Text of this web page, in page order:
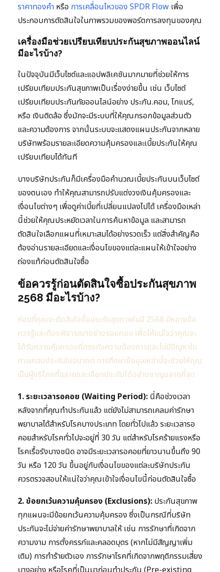
ราคาทองคำ หรือ การเคลื่อนไหวของ SPDR Flow เพื่อ
ประกอบการตัดสินใจในภาพรวมของพอร์ตการลงทุนของคุณ
เครื่องมือช่วยเปรียบเทียบประกันสุขภาพออนไลน์
มีอะไรบ้าง?
ในปัจจุบันมีเว็บไซต์และแอปพลิเคชันมากมายที่ช่วยให้การ
เปรียบเทียบประกันสุขภาพเป็นเรื่องง่ายขึ้น เช่น เว็บไซต์
เปรียบเทียบประกันภัยออนไลน์อย่าง ประกัน.คอม, โกแบร์,
หรือ เงินติดล้อ ซึ่งมักจะมีระบบที่ให้คุณกรอกข้อมูลส่วนตัว
และความต้องการ จากนั้นระบบจะแสดงแผนประกันจากหลาย
บริษัทพร้อมรายละเอียดความคุ้มครองและเบี้ยประกันให้คุณ
เปรียบเทียบได้ทันที
บางบริษัทประกันก็มีเครื่องมือคำนวณเบี้ยประกันบนเว็บไซต์
ของตนเอง ทำให้คุณสามารถปรับแต่งวงเงินคุ้มครองและ
เงื่อนไขต่างๆ เพื่อดูค่าเบี้ยที่เปลี่ยนแปลงไปได้ เครื่องมือเหล่า
นี้ช่วยให้คุณประหยัดเวลาในการค้นหาข้อมูล และสามารถ
ตัดสินใจเลือกแผนที่เหมาะสมได้อย่างรวดเร็ว แต่สิ่งสำคัญคือ
ต้องอ่านรายละเอียดและเงื่อนไขของแต่ละแผนให้เข้าใจอย่าง
ถ่องแท้ก่อนตัดสินใจซื้อ
ข้อควรรู้ก่อนตัดสินใจซื้อประกันสุขภาพ
2568 มีอะไรบ้าง?
ก่อนที่คุณจะตัดสินใจซื้อประกันสุขภาพในปี 2568 มีหลายข้อ
ควรรู้และต้องพิจารณาอย่างรอบคอบ เพื่อให้แน่ใจว่าคุณจะ
ได้รับความคุ้มครองที่ตรงกับความต้องการและไม่มีปัญหาใน
การเคลมประกันในอนาคต การศึกษาข้อมูลเหล่านี้จะช่วยให้คุณ
เป็นผู้บริโภคที่ฉลาดและเลือกประกันได้อย่างชาญฉลาดที่สุด
1. ระยะเวลารอคอย (Waiting Period): นี่คือช่วงเวลา
หลังจากที่คุณทำประกันแล้ว แต่ยังไม่สามารถเคลมค่ารักษา
พยาบาลได้สำหรับโรคบางประเภท โดยทั่วไปแล้ว ระยะเวลารอ
คอยสำหรับโรคทั่วไปจะอยู่ที่ 30 วัน แต่สำหรับโรคร้ายแรงหรือ
โรคเรื้อรังบางชนิด อาจมีระยะเวลารอคอยที่ยาวนานขึ้นถึง 90
วัน หรือ 120 วัน ขึ้นอยู่กับเงื่อนไขของแต่ละบริษัทประกัน
ควรตรวจสอบให้แน่ใจว่าคุณเข้าใจเงื่อนไขนี้ก่อนตัดสินใจซื้อ
2. ข้อยกเว้นความคุ้มครอง (Exclusions): ประกันสุขภาพ
ทุกแผนจะมีข้อยกเว้นความคุ้มครอง ซึ่งเป็นกรณีที่บริษัท
ประกันจะไม่จ่ายค่ารักษาพยาบาลให้ เช่น การรักษาที่เกิดจาก
ความงาม การตั้งครรภ์และคลอดบุตร (หากไม่มีสัญญาเพิ่ม
เติม) การทำร้ายตัวเอง การรักษาโรคที่เกิดจากพฤติกรรมเสี่ยง